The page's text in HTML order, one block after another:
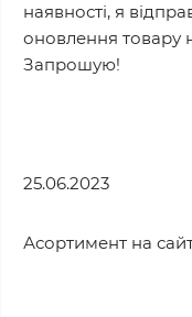
наявності, я
оновлення товару
Запрошую!
25.06.2023
Асортимент на